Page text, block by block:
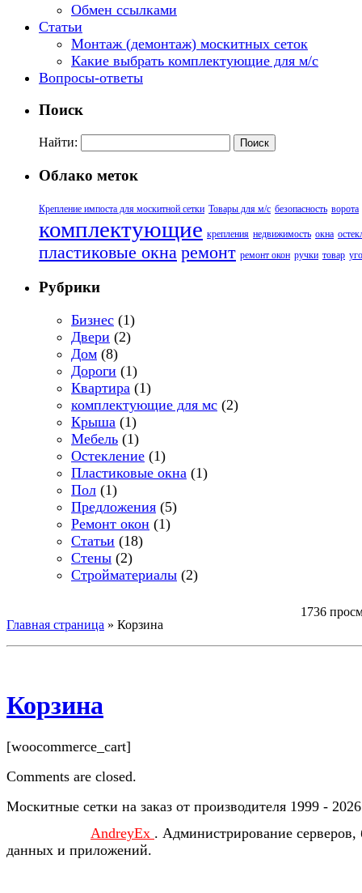
Обмен ссылками
Статьи
Монтаж (демонтаж) москитных сеток
Какие выбрать комплектующие для м/с
Вопросы-ответы
Поиск
Найти:
Облако меток
Крепление импоста для москитной сетки Товары для м/с безопасность ворота
комплектующие крепления недвижимость окна
пластиковые окна ремонт ремонт окон ручки товар
Рубрики
Бизнес (1)
Двери (2)
Дом (8)
Дороги (1)
Квартира (1)
комплектующие для мс (2)
Крыша (1)
Мебель (1)
Остекление (1)
Пластиковые окна (1)
Пол (1)
Предложения (5)
Ремонт окон (1)
Статьи (18)
Стены (2)
Стройматериалы (2)
Главная страница » Корзина
1736
Корзина
[woocommerce_cart]
Comments are closed.
Москитные сетки на заказ от производителя 1999 - 2026
AndreyEx . Администрирование серверов,
данных и приложений.